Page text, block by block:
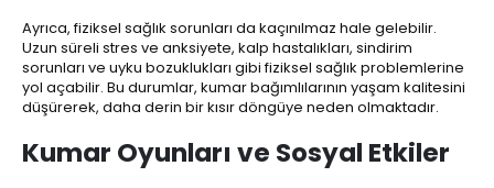
Ayrıca, fiziksel sağlık sorunları da kaçınılmaz hale gelebilir.
Uzun süreli stres ve anksiyete, kalp hastalıkları, sindirim
sorunları ve uyku bozuklukları gibi fiziksel sağlık problemlerine
yol açabilir. Bu durumlar, kumar bağımlılarının yaşam kalitesini
düşürerek, daha derin bir kısır döngüye neden olmaktadır.
Kumar Oyunları ve Sosyal Etkiler